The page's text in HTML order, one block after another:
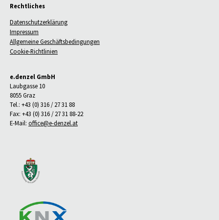
Rechtliches
Datenschutzerklärung
Impressum
Allgemeine Geschäftsbedingungen
Cookie-Richtlinien
e.denzel GmbH
Laubgasse 10
8055 Graz
Tel.: +43 (0) 316 / 27 31 88
Fax: +43 (0) 316 / 27 31 88-22
E-Mail: office@e-denzel.at